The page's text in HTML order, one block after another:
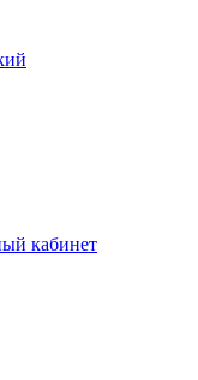
кабинет